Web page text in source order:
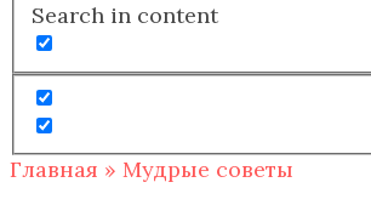
Search in content
Главная » Мудрые советы